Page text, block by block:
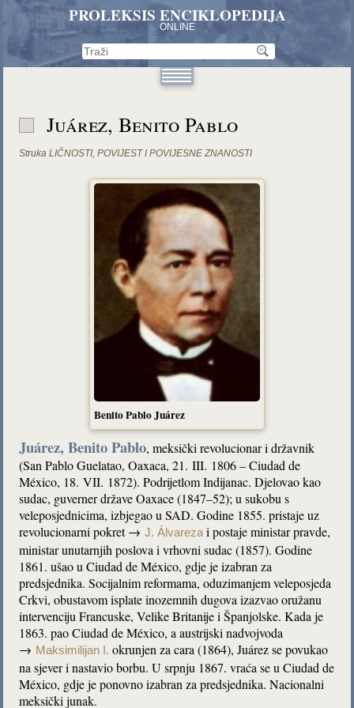
PROLEKSIS ENCIKLOPEDIJA
ONLINE
Juárez, Benito Pablo
Struka LIČNOSTI,POVIJEST I POVIJESNE ZNANOSTI
Benito Pablo Juárez
Juárez, Benito Pablo, meksički revolucionar i državnik
(San Pablo Guelatao, Oaxaca, 21. III. 1806 – Ciudad de
México, 18. VII. 1872). Podrijetlom Indijanac. Djelovao kao
sudac, guverner države Oaxace (1847–52); u sukobu s
veleposjednicima, izbjegao u SAD. Godine 1855. pristaje uz
revolucionarni pokret →J. Álvareza i postaje ministar pravde,
ministar unutarnjih poslova i vrhovni sudac (1857). Godine
1861. ušao u Ciudad de México, gdje je izabran za
predsjednika. Socijalnim reformama, oduzimanjem veleposjeda
Crkvi, obustavom isplate inozemnih dugova izazvao oružanu
intervenciju Francuske, Velike Britanije i Španjolske. Kada je
1863. pao Ciudad de México, a austrijski nadvojvoda
→ Maksimilijan I. okrunjen za cara (1864), Juárez se povukao
na sjever i nastavio borbu. U srpnju 1867. vraća se u Ciudad de
México, gdje je ponovno izabran za predsjednika. Nacionalni
meksički junak.